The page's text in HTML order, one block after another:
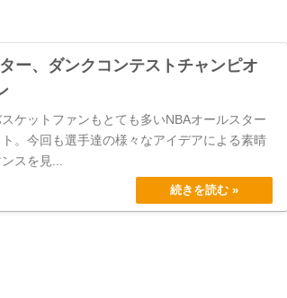
ー、ダンクコンテストチャンピオ
ケットファンもとても多いNBAオールスター
。今回も選手達の様々なアイデアによる素晴
スを見...